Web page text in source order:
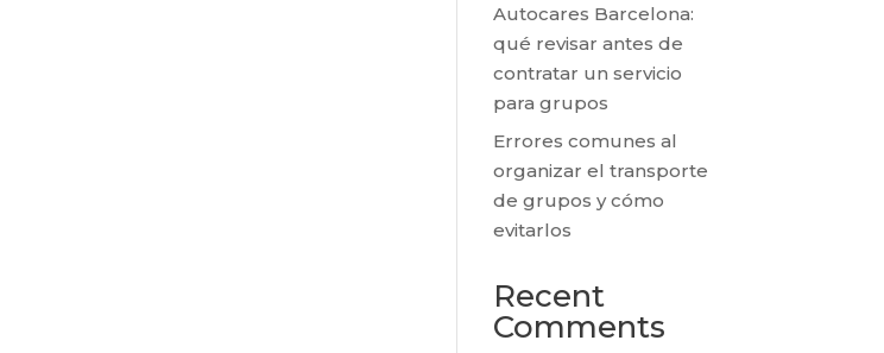
Autocares Barcelona:
qué revisar antes de
contratar un servicio
para grupos
Errores comunes al
organizar el transporte
de grupos y cómo
evitarlos
Recent
Comments